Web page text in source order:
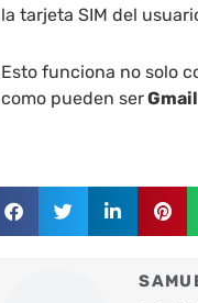
la tarjeta SIM del
Esto funciona no solo
como pueden ser